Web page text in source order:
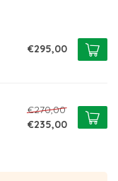
€295,00
€270,00
€235,00